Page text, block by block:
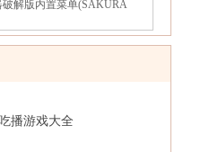
我
是
校
英
文
播游戏大全